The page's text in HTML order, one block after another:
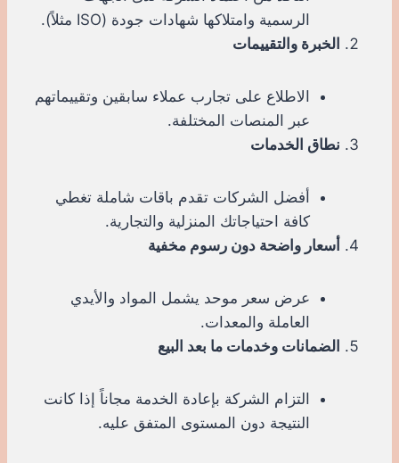
الرسمية وامتلاكها شهادات جودة (ISO مثلاً).
الخبرة والتقييمات
الاطلاع على تجارب عملاء سابقين وتقييماتهم
عبر المنصات المختلفة.
نطاق الخدمات
أفضل الشركات تقدم باقات شاملة تغطي
كافة احتياجاتك المنزلية والتجارية.
أسعار واضحة دون رسوم مخفية
عرض سعر موحد يشمل المواد والأيدي
العاملة والمعدات.
الضمانات وخدمات ما بعد البيع
التزام الشركة بإعادة الخدمة مجاناً إذا كانت
النتيجة دون المستوى المتفق عليه.